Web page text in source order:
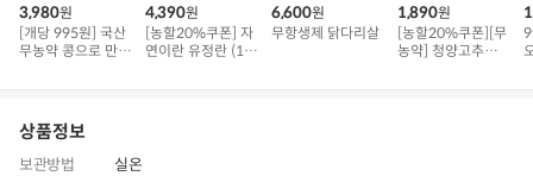
3,980원
[개당 995원] 국산
무농약 콩으로 만든
4,390원
[농할20%쿠폰] 자
연이란 유정란 (10
6,600원
무항생제 닭다리살
1,890원
[농할20%쿠폰][무
농약] 청양고추
상품정보
보관방법
실온